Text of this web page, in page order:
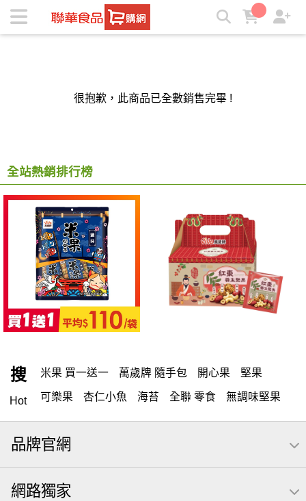
聯華食品e購網-Official Online Store | ★聯華食品e購網★
很抱歉，此商品已全數銷售完畢 !
全站熱銷排行榜
搜
Hot
米果 買一送一 萬歲牌 隨手包 開心果 堅果
可樂果 杏仁小魚 海苔 全聯 零食 無調味堅果
隨手包 無調味 全聯 禮盒 綜合纖果 堅穀力
薯條
栗 椒鹽 米果 甘栗 飲 全聯 拜拜 萬歲牌
桶裝
品牌官網
網路獨家